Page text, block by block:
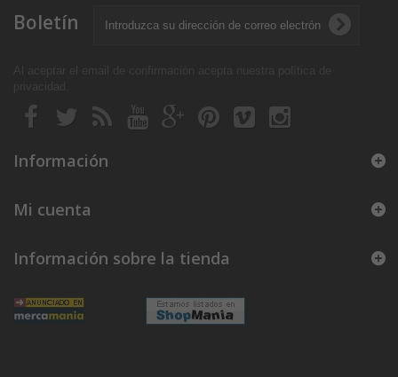
Boletín
Información
Mi cuenta
Información sobre la tienda